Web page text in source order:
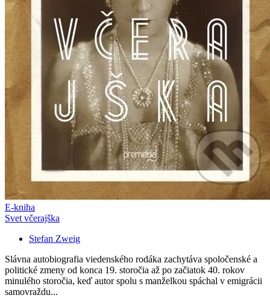
E-kniha
Svet včerajška
Stefan Zweig
Slávna autobiografia viedenského rodáka zachytáva spoločenské a
politické zmeny od konca 19. storočia až po začiatok 40. rokov
minulého storočia, keď autor spolu s manželkou spáchal v emigrácii
samovraždu...